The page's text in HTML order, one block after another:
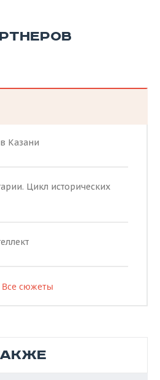
Казани
Цикл исторических
Все сюжеты